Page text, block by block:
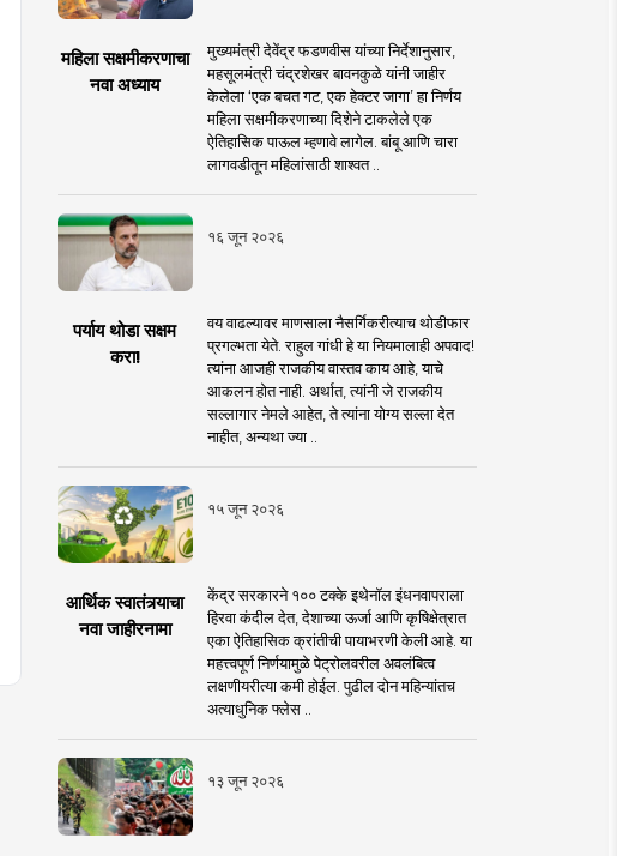
महिला सक्षमीकरणाचा
नवा अध्याय
मुख्यमंत्री देवेंद्र फडणवीस यांच्या निर्देशानुसार,
महसूलमंत्री चंद्रशेखर बावनकुळे यांनी जाहीर
केलेला ‘एक बचत गट, एक हेक्टर जागा’ हा निर्णय
महिला सक्षमीकरणाच्या दिशेने टाकलेले एक
ऐतिहासिक पाऊल म्हणावे लागेल. बांबू आणि चारा
लागवडीतून महिलांसाठी शाश्वत ..
१६ जून २०२६
पर्याय थोडा सक्षम
करा!
वय वाढल्यावर माणसाला नैसर्गिकरीत्याच थोडीफार
प्रगल्भता येते. राहुल गांधी हे या नियमालाही अपवाद!
त्यांना आजही राजकीय वास्तव काय आहे, याचे
आकलन होत नाही. अर्थात, त्यांनी जे राजकीय
सल्लागार नेमले आहेत, ते त्यांना योग्य सल्ला देत
नाहीत, अन्यथा ज्या ..
१५ जून २०२६
आर्थिक स्वातंत्र्याचा
नवा जाहीरनामा
केंद्र सरकारने १०० टक्के इथेनॉल इंधनवापराला
हिरवा कंदील देत, देशाच्या ऊर्जा आणि कृषिक्षेत्रात
एका ऐतिहासिक क्रांतीची पायाभरणी केली आहे. या
महत्त्वपूर्ण निर्णयामुळे पेट्रोलवरील अवलंबित्व
लक्षणीयरीत्या कमी होईल. पुढील दोन महिन्यांतच
अत्याधुनिक फ्लेस ..
१३ जून २०२६